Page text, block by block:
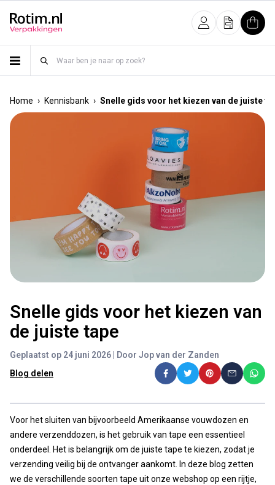
InloggenOfferte
Home › Kennisbank › Snelle gids voor het kiezen van de juiste
Snelle gids voor het kiezen van
de juiste tape
Geplaatst op 24 juni 2026 | Door Jop van der Zanden
Blog delen
Voor het sluiten van bijvoorbeeld Amerikaanse vouwdozen en
andere verzenddozen, is het gebruik van tape een essentieel
onderdeel. Het is belangrijk om de juiste tape te kiezen, zodat je
verzending veilig bij de ontvanger aankomt. In deze blog zetten
we de verschillende soorten tape uit onze webshop op een rijtje,